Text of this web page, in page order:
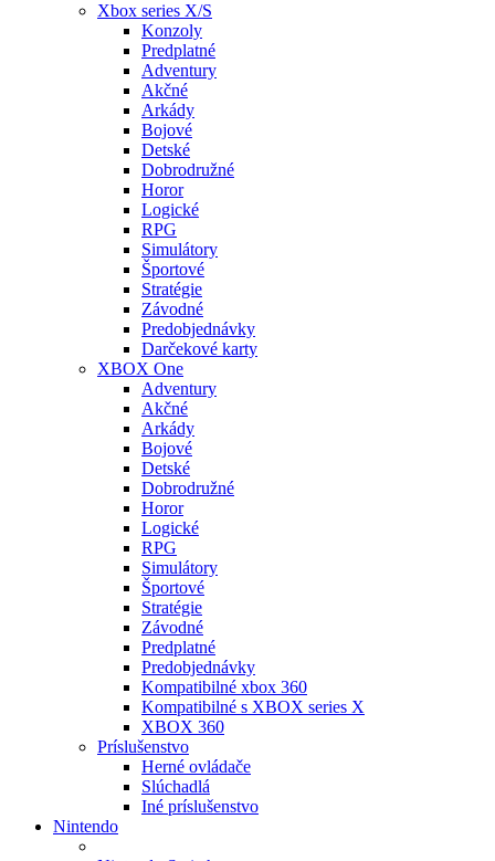
Xbox series X/S
Konzoly
Predplatné
Adventury
Akčné
Arkády
Bojové
Detské
Dobrodružné
Horor
Logické
RPG
Simulátory
Športové
Stratégie
Závodné
Predobjednávky
Darčekové karty
XBOX One
Adventury
Akčné
Arkády
Bojové
Detské
Dobrodružné
Horor
Logické
RPG
Simulátory
Športové
Stratégie
Závodné
Predplatné
Predobjednávky
Kompatibilné xbox 360
Kompatibilné s XBOX series X
XBOX 360
Príslušenstvo
Herné ovládače
Slúchadlá
Iné príslušenstvo
Nintendo